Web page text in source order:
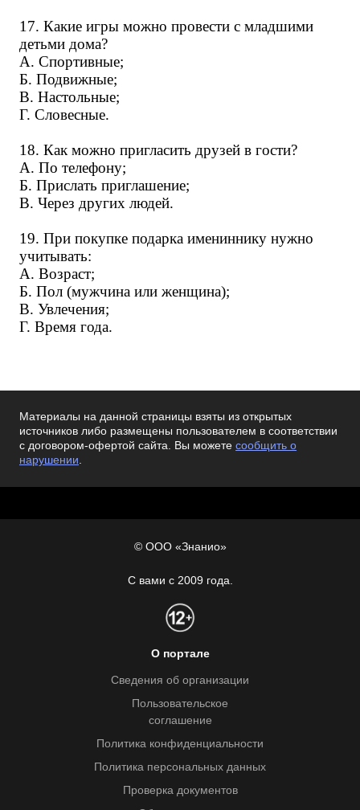
17. Какие игры можно провести с младшими
детьми дома?
А. Спортивные;
Б. Подвижные;
В. Настольные;
Г. Словесные.
18. Как можно пригласить друзей в гости?
А. По телефону;
Б. Прислать приглашение;
В. Через других людей.
19. При покупке подарка имениннику нужно
учитывать:
А. Возраст;
Б. Пол (мужчина или женщина);
В. Увлечения;
Г. Время года.
Материалы на данной страницы взяты из открытых
источников либо размещены пользователем в соответствии
с договором-офертой сайта. Вы можете сообщить о
нарушении.
© ООО «Знанио»
С вами с 2009 года.
О портале
Сведения об организации
Пользовательское
соглашение
Политика конфиденциальности
Политика персональных данных
Проверка документов